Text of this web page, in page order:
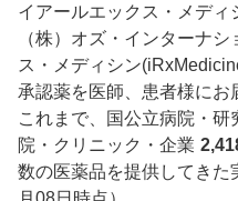
イアールエックス・メディ
（株）オズ・インターナ
ス・メディシン
承認薬を医師、患者様にお
これまで、国公立病院・研
院・クリニック・企業
数の医薬品を提供してき